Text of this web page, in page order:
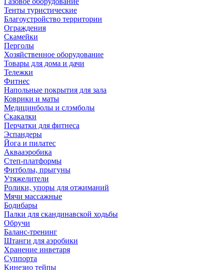
Тенты туристические
Благоустройство территории
Ограждения
Скамейки
Перголы
Хозяйственное оборудование
Товары для дома и дачи
Тележки
Фитнес
Напольные покрытия для зала
Коврики и маты
Медицинболы и слэмболы
Скакалки
Перчатки для фитнеса
Эспандеры
Йога и пилатес
Аквааэробика
Степ-платформы
Фитболы, прыгуны
Утяжелители
Ролики, упоры для отжиманий
Мячи массажные
Бодибары
Палки для скандинавской ходьбы
Обручи
Баланс-тренинг
Штанги для аэробики
Хранение инветаря
Суппорта
Кинезио тейпы